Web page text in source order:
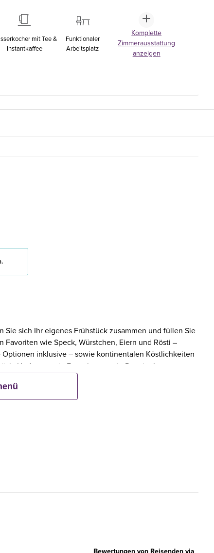
mit Tee &
Instantkaffee
Funktionaler
Arbeitsplatz
Komplette
Zimmerausstattung
anzeigen
Sie sich Ihr eigenes Frühstück zusammen und füllen Sie
Favoriten wie Speck, Würstchen, Eiern und Rösti –
inklusive – sowie kontinentalen Köstlichkeiten
Und wenn ein Erwachsener ein Premier Inn-
zwei Kinder kostenlos mit.**